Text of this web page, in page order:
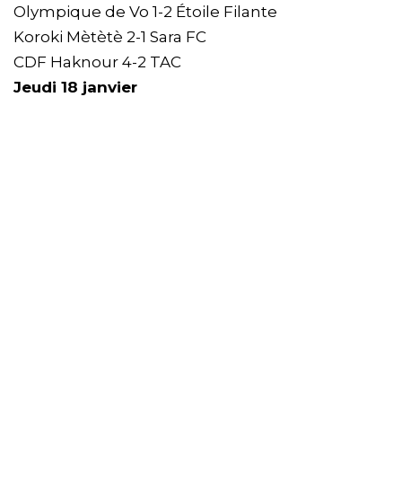
Olympique de Vo 1-2 Étoile Filante
Koroki Mètètè 2-1 Sara FC
CDF Haknour 4-2 TAC
Jeudi 18 janvier